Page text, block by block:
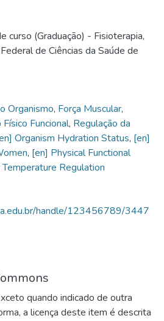
curso (Graduação) - Fisioterapia,
de Ciências da Saúde de
Organismo, Força Muscular,
Funcional, Regulação da
Organism Hydration Status, [en]
, [en] Physical Functional
Regulation
handle/123456789/3447
quando indicado de outra
a licença deste item é descrita